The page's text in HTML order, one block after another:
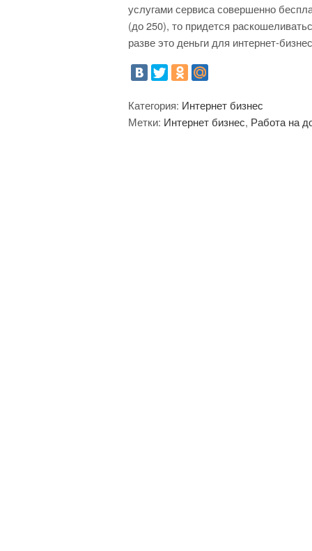
услугами сервиса совершенно
(до 250), то придется
разве это деньги для интернет-
Категория: Интернет бизнес
Метки: Интернет бизнес, Работа на